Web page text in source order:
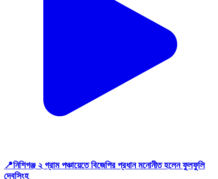
📍নিশিগঞ্জ ২ গ্রাম পঞ্চায়েতে বিজেপির প্রধান মনোনীত হলেন ফুলফুলি
দেবসিংহ